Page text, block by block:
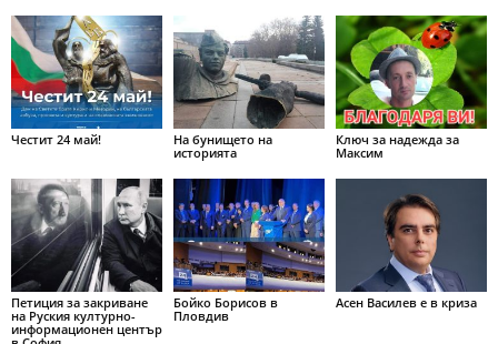
Честит 24 май!
На бунището на
историята
Ключ за надежда за
Максим
Петиция за закриване
на Руския културно-
информационен център
Бойко Борисов в
Пловдив
Асен Василев е в криза